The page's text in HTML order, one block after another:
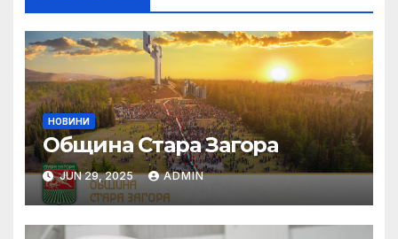
НОВИНИ
Община Стара Загора
JUN 29, 2025 ADMIN